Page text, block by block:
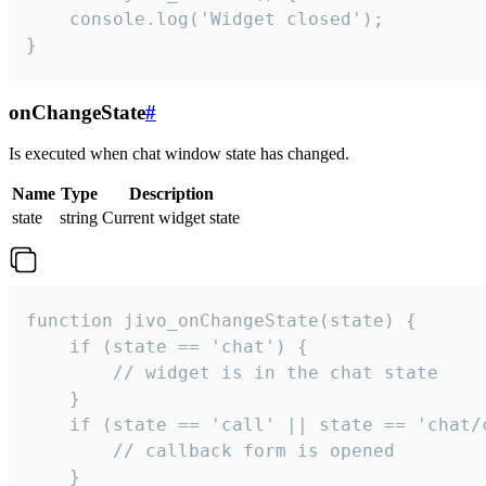
    console.log('Widget closed');
}
onChangeState#
Is executed when chat window state has changed.
Name Type
Description
state
string Current widget state
function jivo_onChangeState(state) {
    if (state == 'chat') {
        // widget is in the chat state
    }
if (state == 'call' || state == 'chat/
        // callback form is opened
    }